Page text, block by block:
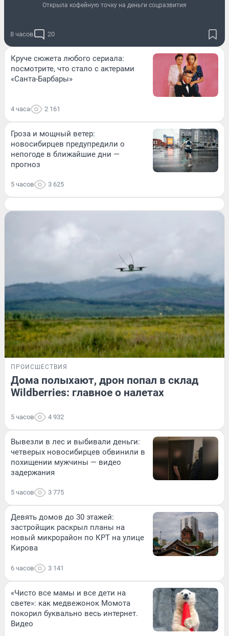
Открыла кофейную точку на деньги соцразвития
8 часов 20
Круче сюжета любого сериала:
посмотрите, что стало с актерами
«Санта-Барбары»
4 часа 2 161
Гроза и мощный ветер:
новосибирцев предупредили о
непогоде в ближайшие дни —
прогноз
5 часов 3 625
ПРОИСШЕСТВИЯ
Дома полыхают, дрон попал в склад
Wildberries: главное о налетах
5 часов 4 932
Вывезли в лес и выбивали деньги:
четверых новосибирцев обвинили в
похищении мужчины — видео
задержания
5 часов 3 775
Девять домов до 30 этажей:
застройщик раскрыл планы на
новый микрорайон по КРТ на улице
Кирова
6 часов 3 141
«Чисто все мамы и все дети на
свете»: как медвежонок Момота
покорил буквально весь интернет.
Видео